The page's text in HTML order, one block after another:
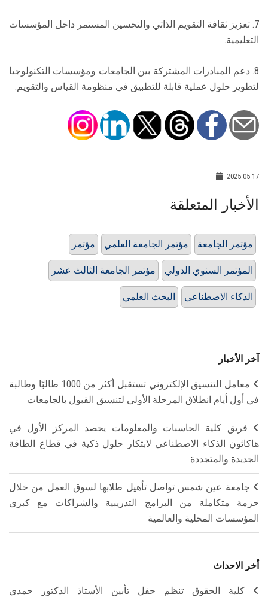
7. تعزيز ثقافة التقويم الذاتي والتحسين المستمر داخل المؤسسات
التعليمية.
8. دعم المبادرات المشتركة بين الجامعات ومؤسسات التكنولوجيا
لتطوير حلول عملية قابلة للتطبيق في منظومة القياس والتقويم.
2025-05-17
الأخبار المتعلقة
مؤتمر مؤتمر الجامعة العلمي مؤتمر الجامعة
مؤتمر الجامعة الثالث عشر المؤتمر السنوي الدولي
البحث العلمي الذكاء الاصطناعي
آخر الأخبار
معامل التنسيق الإلكتروني تستقبل أكثر من 1000 طالبًا وطالبة
في أول أيام انطلاق المرحلة الأولى لتنسيق القبول بالجامعات
فريق كلية الحاسبات والمعلومات يحصد المركز الأول في
هاكاثون الذكاء الاصطناعي لابتكار حلول ذكية في قطاع الطاقة
الجديدة والمتجددة
جامعة عين شمس تواصل تأهيل طلابها لسوق العمل من خلال
حزمة متكاملة من البرامج التدريبية والشراكات مع كبرى
المؤسسات المحلية والعالمية
أخر الاحداث
كلية الحقوق تنظم حفل تأبين الأستاذ الدكتور حمدي